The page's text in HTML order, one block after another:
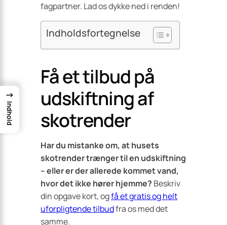
fagpartner. Lad os dykke ned i renden!
Indholdsfortegnelse
Få et tilbud på
udskiftning af
skotrender
Har du mistanke om, at husets
skotrender trænger til en udskiftning
– eller er der allerede kommet vand,
hvor det ikke hører hjemme? Beskriv
din opgave kort, ogfå et gratis og helt
uforpligtende tilbudfra os med det
samme.
→
Indhold